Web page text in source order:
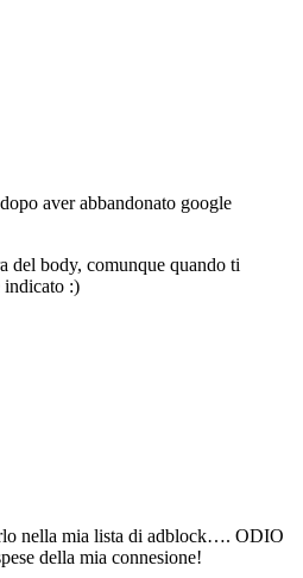
aver abbandonato google
del body, comunque quando ti
indicato :)
nella mia lista di adblock…. ODIO
della mia connesione!